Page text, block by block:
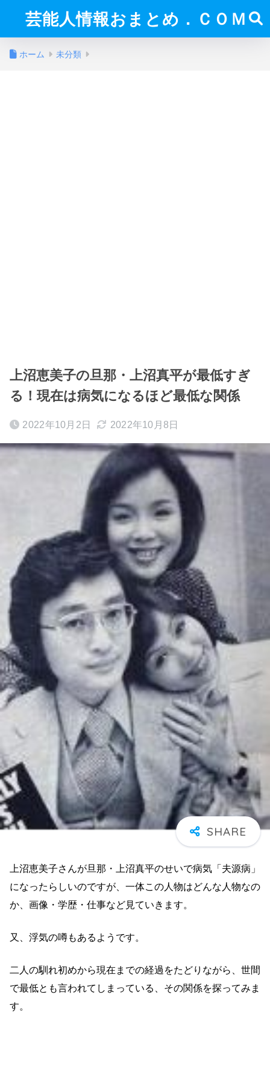
芸能人情報おまとめ．ＣＯＭ
ホーム 未分類
上沼恵美子の旦那・上沼真平が最低すぎ
る！現在は病気になるほど最低な関係
2022年10月2日 2022年10月8日
上沼恵美子さんが旦那・上沼真平のせいで病気「夫源病」
になったらしいのですが、一体この人物はどんな人物なの
か、画像・学歴・仕事など見ていきます。
又、浮気の噂もあるようです。
二人の馴れ初めから現在までの経過をたどりながら、世間
で最低とも言われてしまっている、その関係を探ってみま
す。